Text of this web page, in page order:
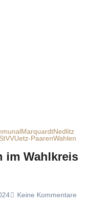
MarquardtNedlitz
Uetz-PaarenWahlen
im Wahlkreis
Keine Kommentare